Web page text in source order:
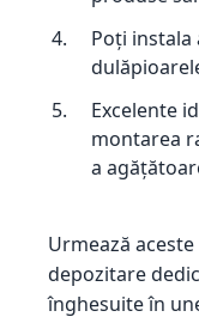
Poți instala
Excelente
montarea
a
Urmează
depozitare
înghesuite în